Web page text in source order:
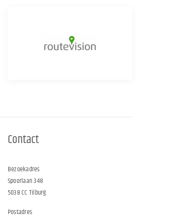
Contact
Bezoekadres
Spoorlaan 348
5038 CC Tilburg
Postadres